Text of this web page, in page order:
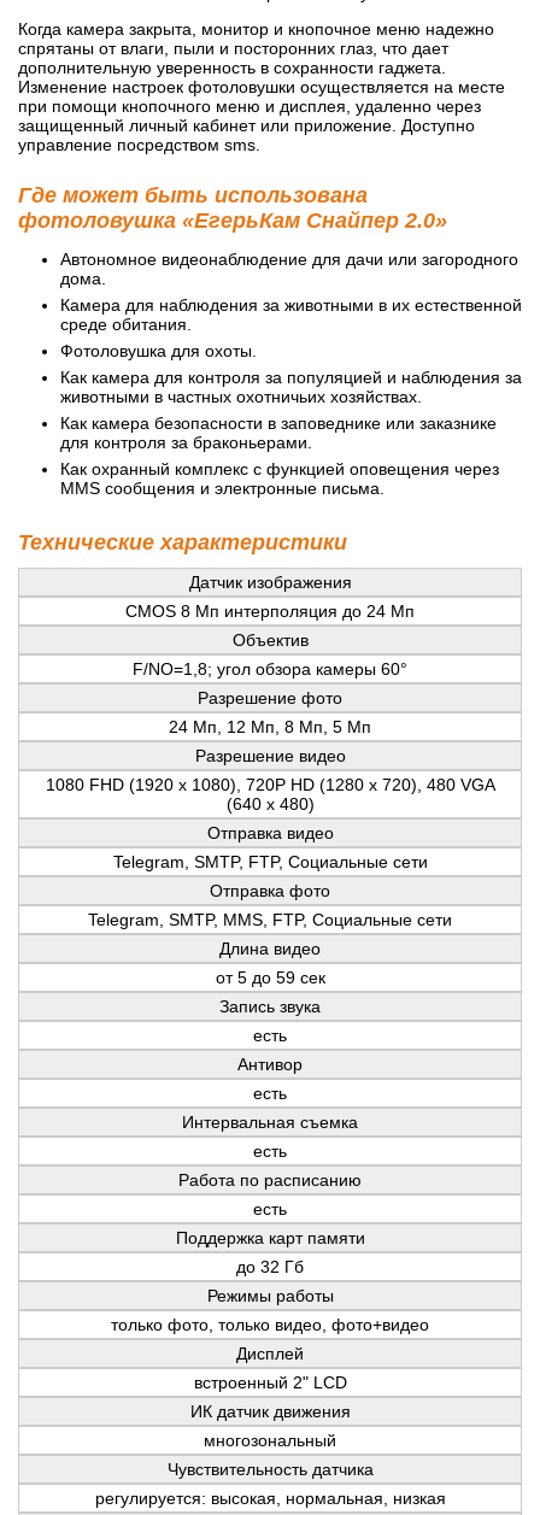
Когда камера закрыта, монитор и кнопочное меню надежно
спрятаны от влаги, пыли и посторонних глаз, что дает
дополнительную уверенность в сохранности гаджета.
Изменение настроек фотоловушки осуществляется на месте
при помощи кнопочного меню и дисплея, удаленно через
защищенный личный кабинет или приложение. Доступно
управление посредством sms.
Где может быть использована
фотоловушка «ЕгерьКам Снайпер 2.0»
Автономное видеонаблюдение для дачи или загородного
дома.
Камера для наблюдения за животными в их естественной
среде обитания.
Фотоловушка для охоты.
Как камера для контроля за популяцией и наблюдения за
животными в частных охотничьих хозяйствах.
Как камера безопасности в заповеднике или заказнике
для контроля за браконьерами.
Как охранный комплекс с функцией оповещения через
MMS сообщения и электронные письма.
Технические характеристики
Датчик изображения
CMOS 8 Мп интерполяция до 24 Mп
Объектив
F/NO=1,8; угол обзора камеры 60°
Разрешение фото
24 Мп, 12 Мп, 8 Мп, 5 Мп
Разрешение видео
1080 FHD (1920 х 1080), 720P HD (1280 х 720), 480 VGA
(640 х 480)
Отправка видео
Telegram, SMTP, FTP, Социальные сети
Отправка фото
Telegram, SMTP, MMS, FTP, Социальные сети
Длина видео
от 5 до 59 сек
Запись звука
есть
Антивор
есть
Интервальная съемка
есть
Работа по расписанию
есть
Поддержка карт памяти
до 32 Гб
Режимы работы
только фото, только видео, фото+видео
Дисплей
встроенный 2" LCD
ИК датчик движения
многозональный
Чувствительность датчика
регулируется: высокая, нормальная, низкая